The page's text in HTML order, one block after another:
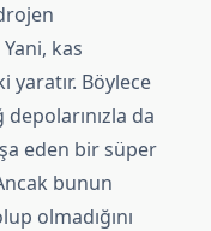
kas
yaratır. Böylece
da
eden bir süper
bunun
olmadığını